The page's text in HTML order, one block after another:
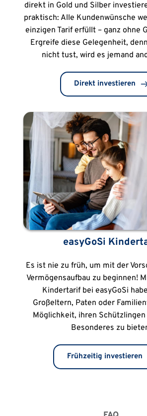
direkt in Gold und Silber
praktisch: Alle Kundenwünsche
einzigen Tarif erfüllt – ganz ohne
Ergreife diese Gelegenheit,
nicht tust, wird es jemand
Direkt investieren
easyGoSi
Es ist nie zu früh, um mit der
Vermögensaufbau zu beginnen!
Kindertarif bei easyGoSi
Großeltern, Paten oder
Möglichkeit, ihren Schützlingen
Besonderes zu
Frühzeitig investieren